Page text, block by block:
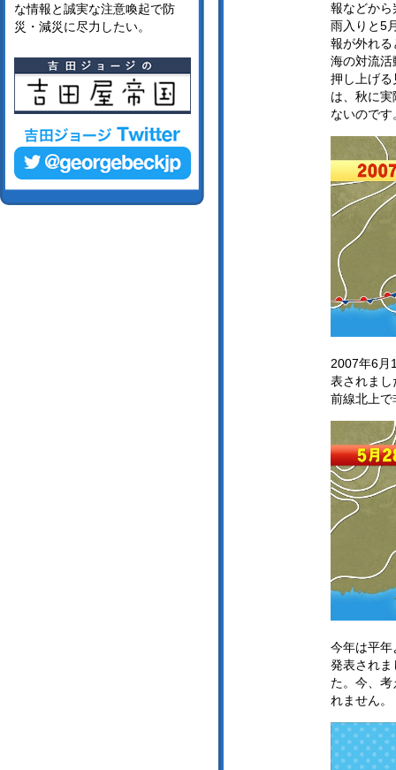
報などから
雨入りと5
報が外れる
海の対流活
押し上げる
は、秋に
ないのです
2007年6月
表されまし
前線北上で
今年は平年
発表されま
た。今、
れません。
な情報と誠実な注意喚起で防
災・減災に尽力したい。